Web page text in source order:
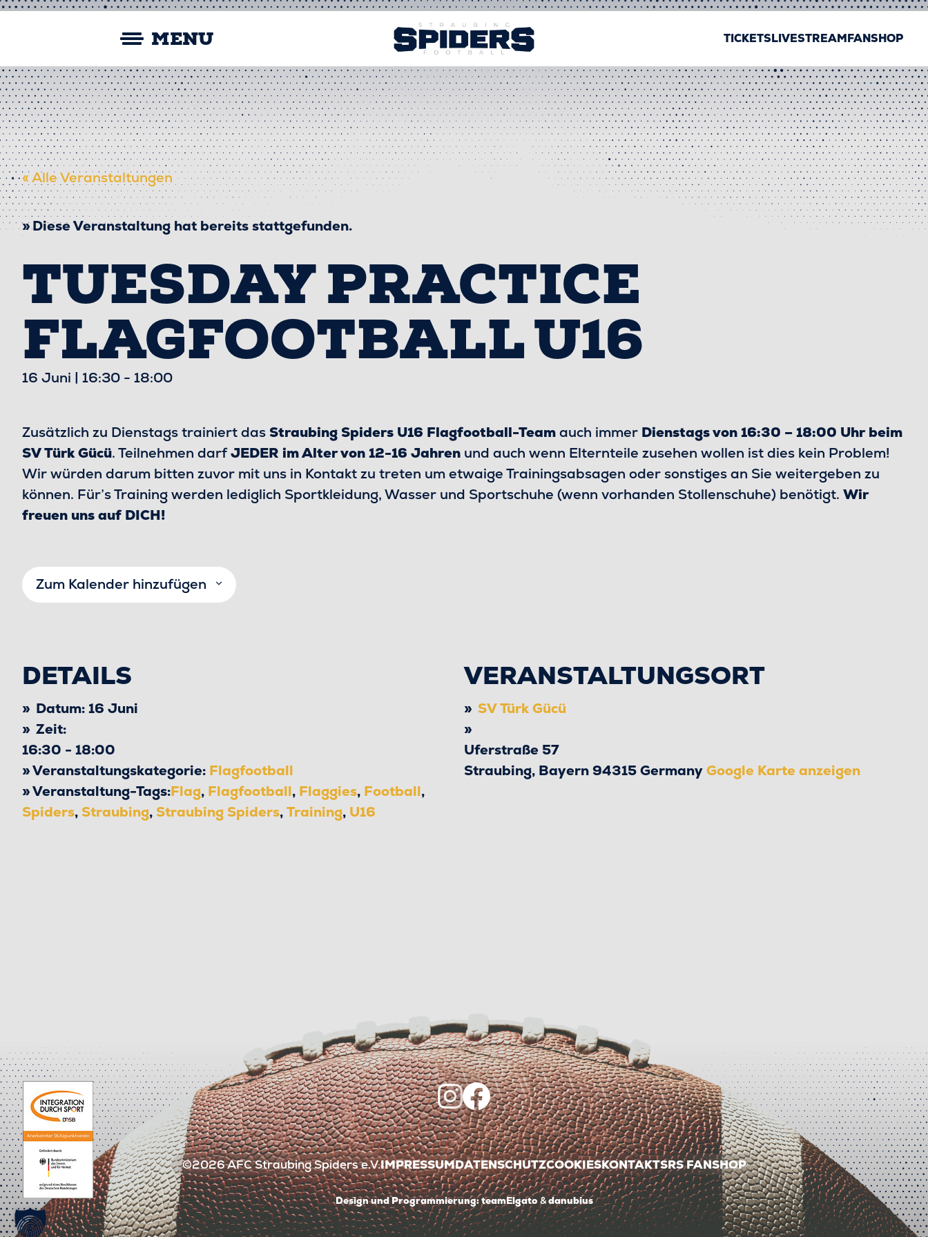
Skip
MENU
Straubing Spiders
TICKETSLIVESTREAMFANSHOP
« Alle Veranstaltungen
Diese Veranstaltung hat bereits stattgefunden.
TUESDAY PRACTICE
FLAGFOOTBALL U16
16 Juni | 16:30 - 18:00
Zusätzlich zu Dienstags trainiert dasStraubing Spiders U16 Flagfootball-Teamauch immer Dienstags von 16:30 – 18:00 Uhr beim
SV Türk Gücü. Teilnehmen darfJEDER im Alter von 12-16 Jahren und auch wenn Elternteile zusehen wollen ist dies kein Problem!
Wir würden darum bitten zuvor mit uns in Kontakt zu treten um etwaige Trainingsabsagen oder sonstiges an Sie weitergeben zu
können. Für’s Training werden lediglich Sportkleidung, Wasser und Sportschuhe (wenn vorhanden Stollenschuhe) benötigt. Wir
freuen uns auf DICH!
Zum Kalender hinzufügen
DETAILS
Datum:16 Juni
Zeit:
16:30 - 18:00
Veranstaltungskategorie: Flagfootball
Veranstaltung-Tags:Flag, Flagfootball, Flaggies, Football,
Spiders, Straubing, Straubing Spiders,Training, U16
VERANSTALTUNGSORT
SV Türk Gücü
Uferstraße 57
Straubing, Bayern94315GermanyGoogle Karte anzeigen
©2026 AFC Straubing Spiders e.V.IMPRESSUMDATENSCHUTZCOOKIESKONTAKTSRS FANSHOP
Design und Programmierung:teamElgato &danubius